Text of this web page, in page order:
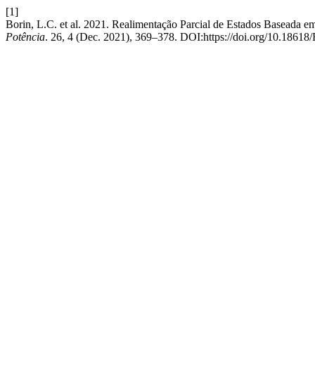
[1]
Borin, L.C. et al. 2021. Realimentação Parcial de Estados Baseada
Potência. 26, 4 (Dec. 2021), 369–378. DOI:https://doi.org/10.18618/